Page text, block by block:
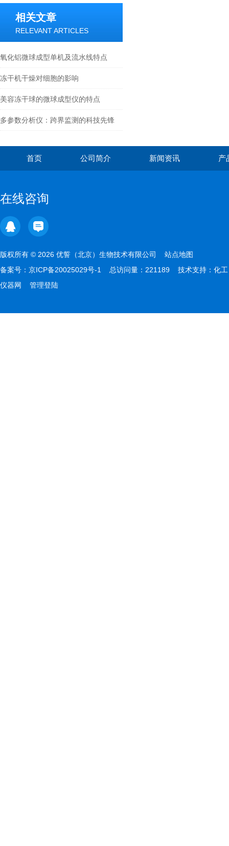
相关文章
RELEVANT ARTICLES
氧化铝微球成型单机及流水线特点
冻干机干燥对细胞的影响
美容冻干球的微球成型仪的特点
多参数分析仪：跨界监测的科技先锋
首页 公司简介 新闻资讯 产
在线咨询
版权所有 © 2026 优誓（北京）生物技术有限公司 站点地图
备案号： 京ICP备20025029号-1 总访问量：221189 技术支持： 化工
仪器网
管理登陆